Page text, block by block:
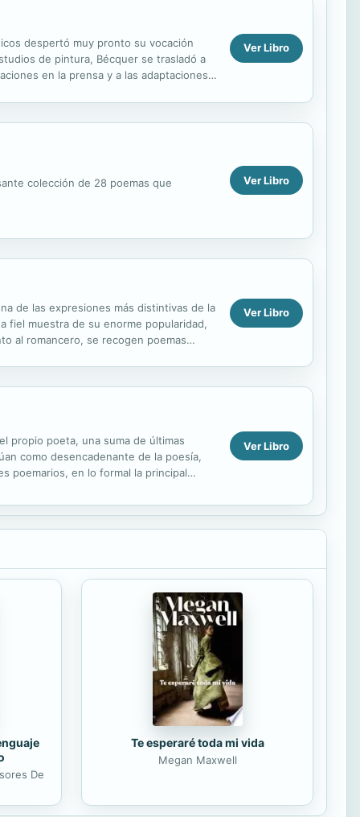
despertó muy pronto su vocación
de pintura, Bécquer se trasladó a
en la prensa y a las adaptaciones
Ver Libro
colección de 28 poemas que Ver Libro
de las expresiones más distintivas de la
fiel muestra de su enorme popularidad,
al romancero, se recogen poemas
Ver Libro
propio poeta, una suma de últimas
como desencadenante de la poesía,
poemarios, en lo formal la principal
Ver Libro
De
Te esperaré toda mi vida
Megan Maxwell